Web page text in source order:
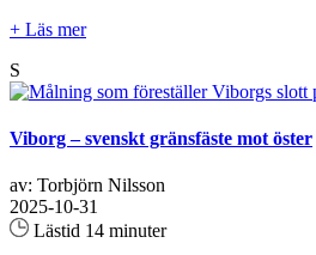
+ Läs mer
S
Viborg – svenskt gränsfäste mot öster
av: Torbjörn Nilsson
2025-10-31
Lästid 14 minuter